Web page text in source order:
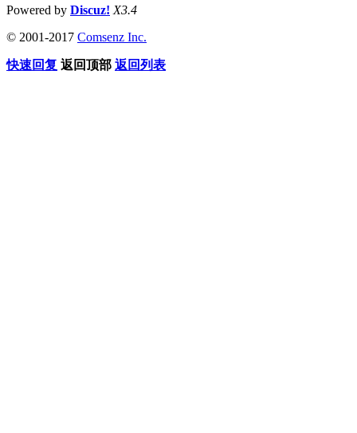
Powered by Discuz! X3.4
© 2001-2017 Comsenz Inc.
快速回复 返回顶部 返回列表